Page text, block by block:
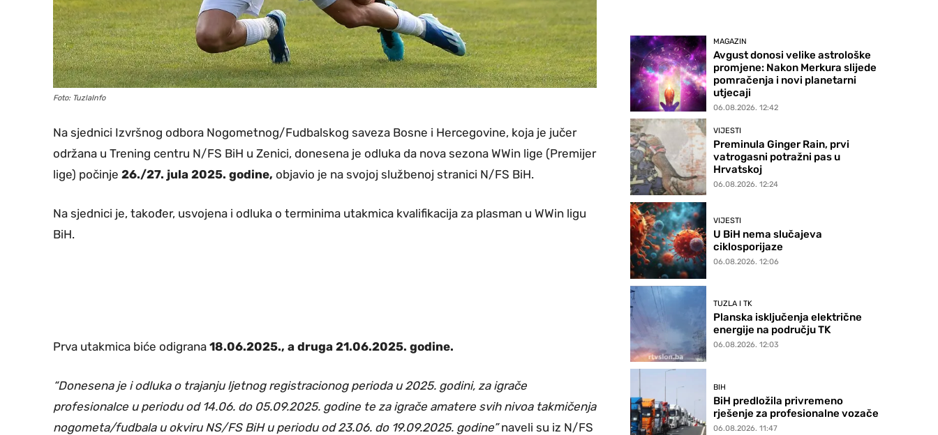
Foto: TuzlaInfo
Na sjednici Izvršnog odbora Nogometnog/Fudbalskog saveza Bosne i Hercegovine, koja je jučer
održana u Trening centru N/FS BiH u Zenici, donesena je odluka da nova sezona WWin lige (Premijer
lige) počinje 26./27. jula 2025. godine, objavio je na svojoj službenoj stranici N/FS BiH.
Na sjednici je, također, usvojena i odluka o terminima utakmica kvalifikacija za plasman u WWin ligu
BiH.
Prva utakmica biće odigrana 18.06.2025., a druga 21.06.2025. godine.
“Donesena je i odluka o trajanju ljetnog registracionog perioda u 2025. godini, za igrače
profesionalce u periodu od 14.06. do 05.09.2025. godine te za igrače amatere svih nivoa takmičenja
nogometa/fudbala u okviru NS/FS BiH u periodu od 23.06. do 19.09.2025. godine”naveli su iz N/FS
MAGAZIN
Avgust donosi velike astrološke
promjene: Nakon Merkura slijede
pomračenja i novi planetarni
utjecaji
06.08.2026. 12:42
VIJESTI
Preminula Ginger Rain, prvi
vatrogasni potražni pas u
Hrvatskoj
06.08.2026. 12:24
VIJESTI
U BiH nema slučajeva
ciklosporijaze
06.08.2026. 12:06
TUZLA I TK
Planska isključenja električne
energije na području TK
06.08.2026. 12:03
BIH
BiH predložila privremeno
rješenje za profesionalne vozače
06.08.2026. 11:47